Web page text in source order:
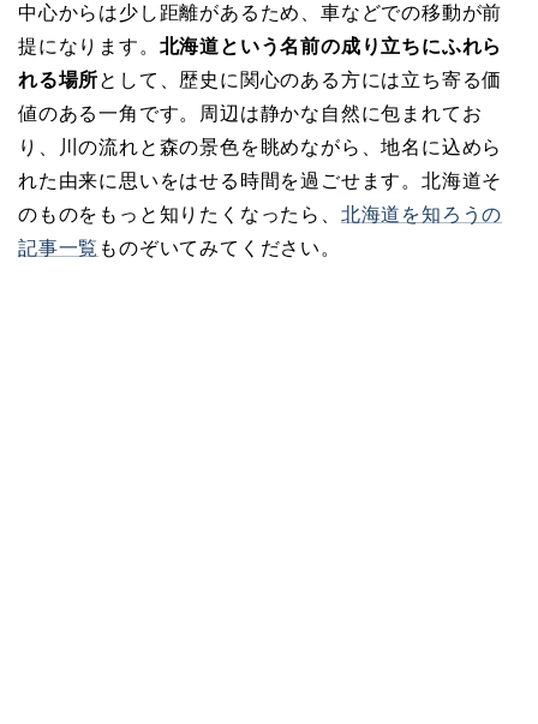
中心からは少し距離があるため、車などでの移動が前
提になります。 北海道という名前の成り立ちにふれら
れる場所として、歴史に関心のある方には立ち寄る価
値のある一角です。周辺は静かな自然に包まれてお
り、川の流れと森の景色を眺めながら、地名に込めら
れた由来に思いをはせる時間を過ごせます。北海道そ
のものをもっと知りたくなったら、 北海道を知ろうの
記事一覧 ものぞいてみてください。